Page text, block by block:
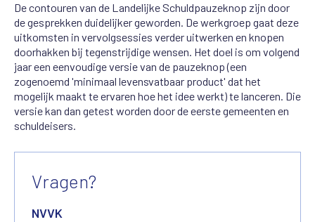
De contouren van de Landelijke Schuldpauzeknop zijn door
de gesprekken duidelijker geworden. De werkgroep gaat deze
uitkomsten in vervolgsessies verder uitwerken en knopen
doorhakken bij tegenstrijdige wensen. Het doel is om volgend
jaar een eenvoudige versie van de pauzeknop (een
zogenoemd 'minimaal levensvatbaar product' dat het
mogelijk maakt te ervaren hoe het idee werkt)te lanceren. Die
versie kan dan getest worden door de eerste gemeenten en
schuldeisers.
Vragen?
NVVK